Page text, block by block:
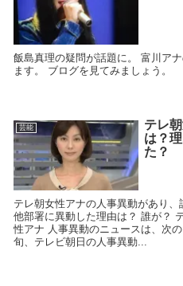
飯島真理の疑問が話題に。 富川ア
ます。 ブログを見てみましょう。
芸能
テレ
は？
た？
テレ朝女性アナの人事異動があり
他部署に異動した理由は？ 誰が？
性アナ 人事異動のニュースは、次
旬、テレビ朝日の人事異動...